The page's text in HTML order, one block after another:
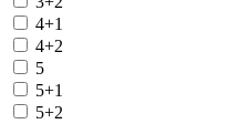
4+1
4+2
5
5+1
5+2